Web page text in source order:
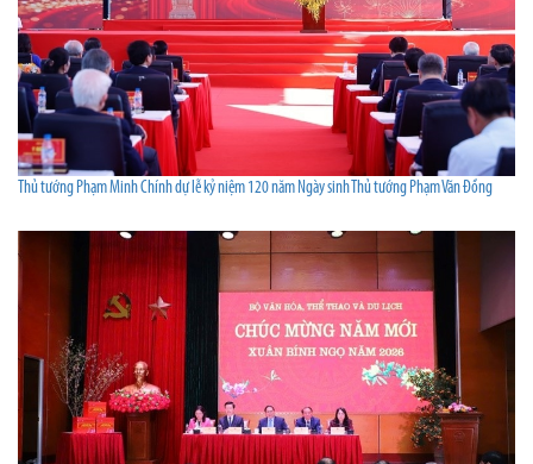
Thủ tướng Phạm Minh Chính dự lễ kỷ niệm 120 năm Ngày sinh Thủ tướng Phạm Văn Đồng